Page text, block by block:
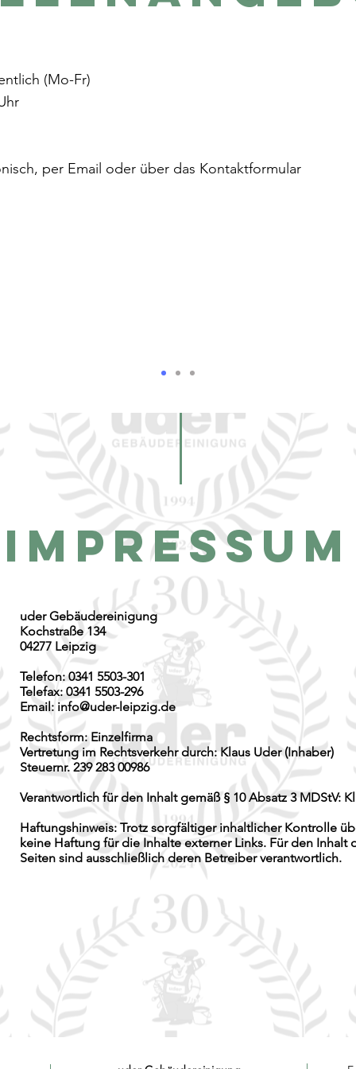
(Mo-Fr)
per Email oder über das Kontaktformular
Impressum
uder Gebäudereinigung
Kochstraße 134
04277 Leipzig
Telefon: 0341 5503-301
Telefax: 0341 5503-296
Email: info@uder-leipzig.de
Rechtsform: Einzelfirma
Vertretung im Rechtsverkehr durch: Klaus Uder (Inhaber)
Steuernr. 239 283 00986
Verantwortlich für den Inhalt gemäß § 10 Absatz 3 MDStV:
Haftungshinweis: Trotz sorgfältiger inhaltlicher Kontrolle
keine Haftung für die Inhalte externer Links. Für den Inhalt
Seiten sind ausschließlich deren Betreiber verantwortlich.